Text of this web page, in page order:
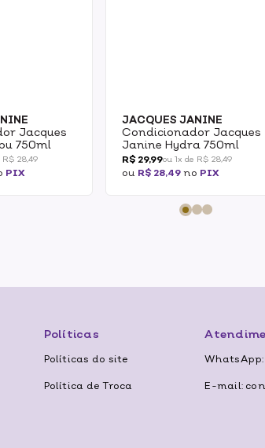
Jacques
750ml
R$ 28,49
PIX
JACQUES JANINE
Condicionador Jacques
Janine Hydra 750ml
R$ 29,99ou 1x de R$ 28,49
ou R$ 28,49no PIX
Políticas
Políticas do site
Política de Troca
WhatsApp:
E-mail: